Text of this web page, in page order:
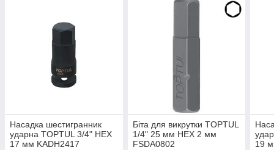
Насадка шестигранник
ударна TOPTUL 3/4" HEX
17 мм KADH2417
Біта для викрутки TOPTUL
1/4" 25 мм HEX 2 мм
FSDA0802
19